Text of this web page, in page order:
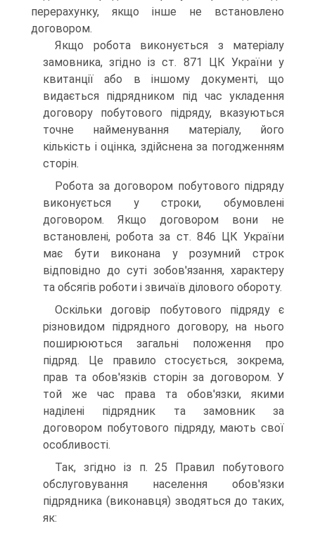
перерахунку, якщо інше не встановлено
договором.
Якщо робота виконується з матеріалу
замовника, згідно із ст. 871 ЦК України у
квитанції або в іншому документі, що
видається підрядником під час укладення
договору побутово­го підряду, вказуються
точне найменування матеріалу, його
кількість і оцінка, здійснена за погодженням
сторін.
Робота за договором побутового підряду
виконується у строки, обумовлені
договором. Якщо договором вони не
встановлені, робота за ст. 846 ЦК України
має бути викона­на у розумний строк
відповідно до суті зобов'язання, харак­теру
та обсягів роботи і звичаїв ділового обороту.
Оскільки договір побутового підряду є
різновидом підря­дного договору, на нього
поширюються загальні положення про
підряд. Це правило стосується, зокрема,
прав та обов'яз­ків сторін за договором. У
той же час права та обов'язки, якими
наділені підрядник та замовник за
договором побуто­вого підряду, мають свої
особливості.
Так, згідно із п. 25 Правил побутового
обслуговування населення обов'язки
підрядника (виконавця) зводяться до таких,
як: